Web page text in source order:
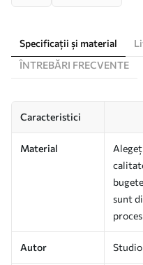
Specificații și material
ÎNTREBĂRI FRECVENTE
Caracteristici
Material
sunt
Autor